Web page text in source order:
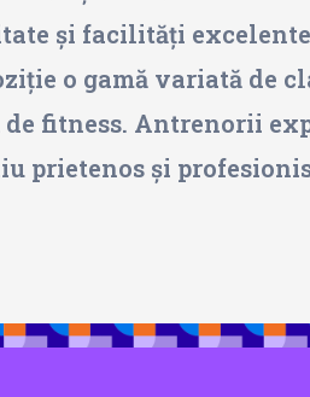
și facilități
o gamă variată de
fitness. Antrenorii
prietenos și